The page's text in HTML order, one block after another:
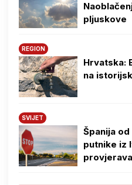
pljuskove
REGION
Hrvatska:
na
SVIJET
Španija
putnike iz